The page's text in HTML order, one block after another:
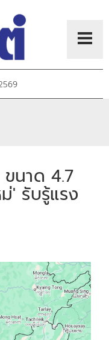
นาด 4.7
' รับรู้แรง